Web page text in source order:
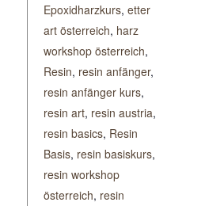
Epoxidharzkurs, etter
art österreich, harz
workshop österreich,
Resin, resin anfänger,
resin anfänger kurs,
resin art, resin austria,
resin basics, Resin
Basis, resin basiskurs,
resin workshop
österreich, resin